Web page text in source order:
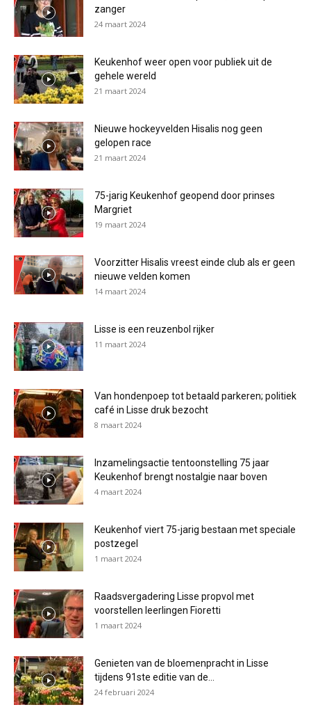
zanger
24 maart 2024
Keukenhof weer open voor publiek uit de
gehele wereld
21 maart 2024
Nieuwe hockeyvelden Hisalis nog geen
gelopen race
21 maart 2024
75-jarig Keukenhof geopend door prinses
Margriet
19 maart 2024
Voorzitter Hisalis vreest einde club als er geen
nieuwe velden komen
14 maart 2024
Lisse is een reuzenbol rijker
11 maart 2024
Van hondenpoep tot betaald parkeren; politiek
café in Lisse druk bezocht
8 maart 2024
Inzamelingsactie tentoonstelling 75 jaar
Keukenhof brengt nostalgie naar boven
4 maart 2024
Keukenhof viert 75-jarig bestaan met speciale
postzegel
1 maart 2024
Raadsvergadering Lisse propvol met
voorstellen leerlingen Fioretti
1 maart 2024
Genieten van de bloemenpracht in Lisse
tijdens 91ste editie van de...
24 februari 2024